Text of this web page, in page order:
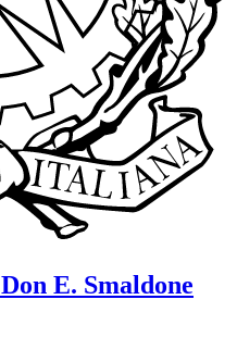
Don E. Smaldone